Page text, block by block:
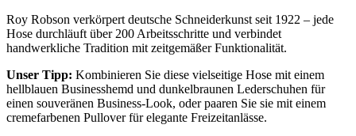
Roy Robson verkörpert deutsche Schneiderkunst seit 1922 – jede
Hose durchläuft über 200 Arbeitsschritte und verbindet
handwerkliche Tradition mit zeitgemäßer Funktionalität.
Unser Tipp: Kombinieren Sie diese vielseitige Hose mit einem
hellblauen Businesshemd und dunkelbraunen Lederschuhen für
einen souveränen Business-Look, oder paaren Sie sie mit einem
cremefarbenen Pullover für elegante Freizeitanlässe.